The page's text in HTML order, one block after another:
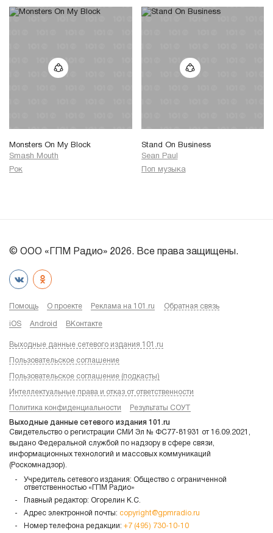
Monsters On My Block
Smash Mouth
Рок
Stand On Business
Sean Paul
Поп музыка
© ООО «ГПМ Радио» 2026. Все права защищены.
Помощь О проекте Реклама на 101.ru Обратная связь
iOS Android ВКонтакте
Выходные данные сетевого издания 101.ru
Пользовательское соглашение
Пользовательское соглашение (подкасты)
Интеллектуальные права и отказ от ответственности
Политика конфиденциальности Результаты СОУТ
Выходные данные сетевого издания 101.ru
Свидетельство о регистрации СМИ Эл № ФС77-81931 от 16.09.2021,
выдано Федеральной службой по надзору в сфере связи,
информационных технологий и массовых коммуникаций
(Роскомнадзор).
Учредитель сетевого издания: Общество с ограниченной
ответственностью «ГПМ Радио»
Главный редактор: Огорелин К.С.
Адрес электронной почты: copyright@gpmradio.ru
Номер телефона редакции: +7 (495) 730-10-10